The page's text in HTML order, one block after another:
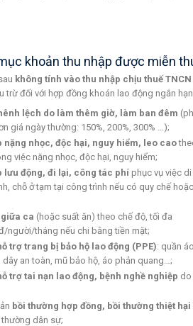
khoản thu nhập được miễn
không tính vào thu nhập chịu thuế TNCN
trừ đối với hợp đồng khoán lao động ngắn
lệch do làm thêm giờ, làm ban đêm
giá ngày thường: 150%, 200%, 300% …);
nặng nhọc, độc hại, nguy hiểm, leo cao
việc nặng nhọc, độc hại, nguy hiểm;
lưu động, đi lại, công tác phí phục vụ việc
chỗ ở tạm tại công trình nếu có quy chế
ca (hoặc suất ăn) theo chế độ, tối đa
người/tháng nếu chi bằng tiền mặt;
trợ trang bị bảo hộ lao động (PPE): quần
dây an toàn, mũ bảo hộ, áo phản quang…;
trợ tai nạn lao động, bệnh nghề nghiệp do
bồi thường hợp đồng, bồi thường thiệt hại
dân sự;